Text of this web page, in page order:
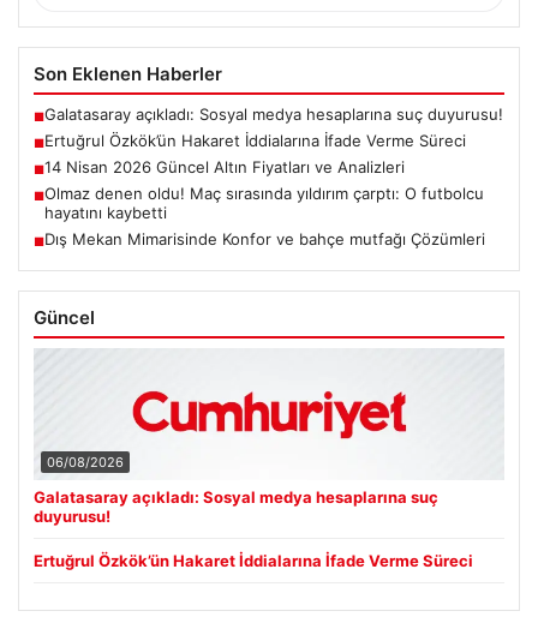
Son Eklenen Haberler
■Galatasaray açıkladı: Sosyal medya hesaplarına suç duyurusu!
■Ertuğrul Özkök’ün Hakaret İddialarına İfade Verme Süreci
■14 Nisan 2026 Güncel Altın Fiyatları ve Analizleri
■Olmaz denen oldu! Maç sırasında yıldırım çarptı: O futbolcu
hayatını kaybetti
■Dış Mekan Mimarisinde Konfor ve bahçe mutfağı Çözümleri
Güncel
06/08/2026
Galatasaray açıkladı: Sosyal medya hesaplarına suç
duyurusu!
Ertuğrul Özkök’ün Hakaret İddialarına İfade Verme Süreci